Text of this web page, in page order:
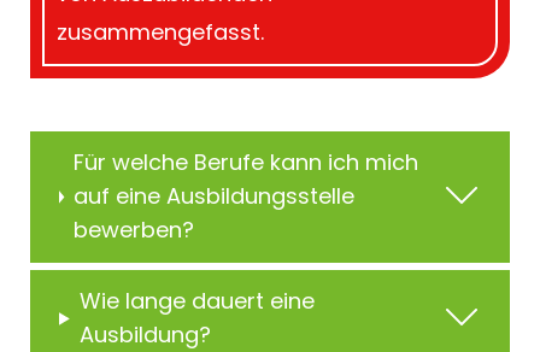
zusammengefasst.
Für welche Berufe kann ich mich
auf eine Ausbildungsstelle
bewerben?
Wie lange dauert eine
Ausbildung?